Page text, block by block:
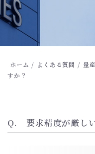
ホーム / よくある質問 / 量産
すか？
要求精度が厳し